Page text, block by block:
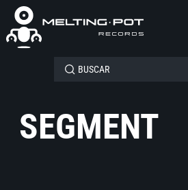
SEGMENT